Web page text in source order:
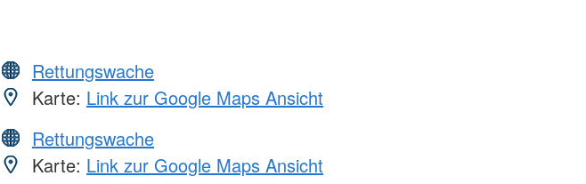
Rettungswache
Karte: Link zur Google Maps Ansicht
Rettungswache
Karte: Link zur Google Maps Ansicht